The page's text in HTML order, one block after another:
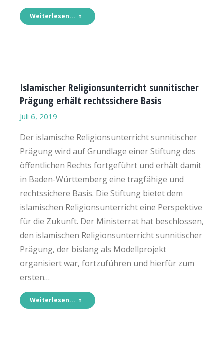
Weiterlesen...
Islamischer Religionsunterricht sunnitischer
Prägung erhält rechtssichere Basis
Juli 6, 2019
Der islamische Religionsunterricht sunnitischer
Prägung wird auf Grundlage einer Stiftung des
öffentlichen Rechts fortgeführt und erhält damit
in Baden-Württemberg eine tragfähige und
rechtssichere Basis. Die Stiftung bietet dem
islamischen Religionsunterricht eine Perspektive
für die Zukunft. Der Ministerrat hat beschlossen,
den islamischen Religionsunterricht sunnitischer
Prägung, der bislang als Modellprojekt
organisiert war, fortzuführen und hierfür zum
ersten…
Weiterlesen...